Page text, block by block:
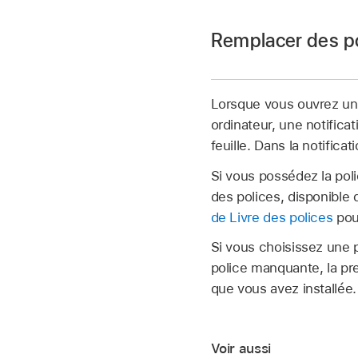
Pour modifier tout
texte ou la cellule
Dans labarre
de la barre latérale.
Cliquez sur les
Astuce :
Remplacer des
Accédez à l’app
Ouvrez une feuille
se trouve en haut
Cliquez sur la
Si la police est
Cliquez sur
même taille et la
Lorsque vous ouvrez
ordinateur, une
feuille. Dans la
Si vous possédez la
des polices, disponible
de Livre des polices
Si vous choisissez une
police manquante, la
que vous avez installée.
Voir aussi